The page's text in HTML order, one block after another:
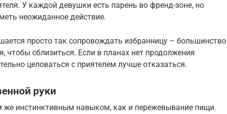
У каждой девушки есть парень во френд-зоне, но
неожиданное действие.
просто так сопровождать избранницу – большинство
чтобы сблизиться. Если в планах нет продолжения
целоваться с приятелем лучше отказаться.
руки
же инстинктивным навыком, как и пережевывание пищи.